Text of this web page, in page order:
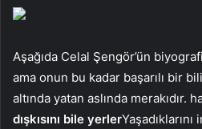
Aşağıda Celal Şengör’ün
ama onun bu kadar başarılı bir
altında yatan aslında merakıdır.
dışkısını bile yerler